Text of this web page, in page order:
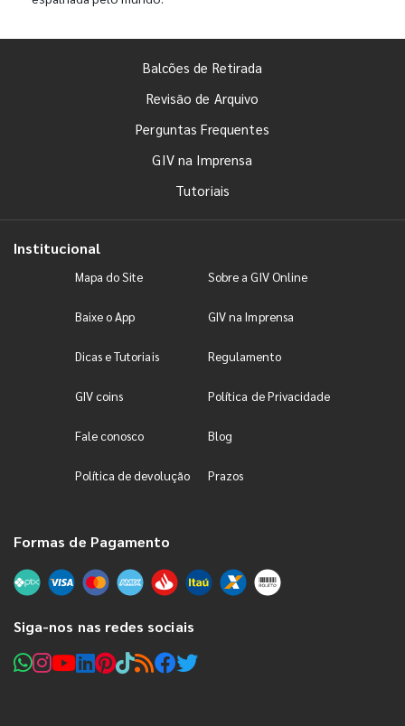
Balcões de Retirada
Revisão de Arquivo
Perguntas Frequentes
GIV na Imprensa
Tutoriais
Institucional
Mapa do Site Sobre a GIV Online
Baixe o App GIV na Imprensa
Dicas e Tutoriais Regulamento
GIV coins Política de Privacidade
Fale conosco Blog
Política de devolução Prazos
Formas de Pagamento
Siga-nos nas redes sociais